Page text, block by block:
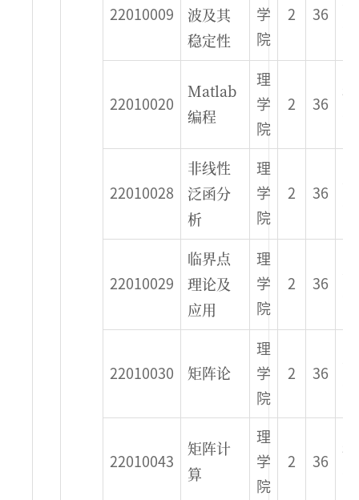
22010009
波及其
稳定性
学
院
2 36
22010020
Matlab
编程
理
学
院
2 36
秋
22010028
非线性
泛函分
析
理
学
院
2 36
22010029
临界点
理论及
应用
理
学
院
2 36
22010030 矩阵论
理
学
院
2 36
22010043
矩阵计
算
理
学
院
2 36
秋